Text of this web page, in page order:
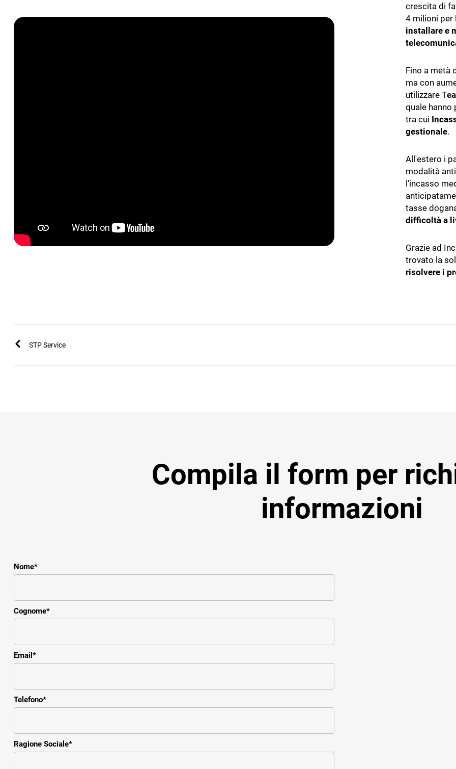
crescita di
4 milioni per
installare e
Fino a metà
ma con
utilizzare T
quale
tra cui
gestionale.
All'estero i
modalità
l'incasso
tasse
difficoltà a
Grazie ad
trovato la
risolvere i
STP Service
Compila il form per
informazioni
Nome*
Cognome*
Email *
Telefono*
Ragione Sociale*